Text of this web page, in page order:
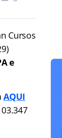
Cursos
e
AQUI